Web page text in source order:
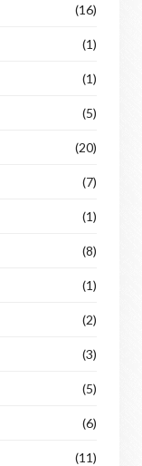
(16)
(1)
(1)
(5)
(20)
(7)
(1)
(8)
(1)
(2)
(3)
(5)
(6)
(11)